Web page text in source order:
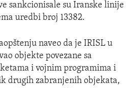
sankcionisale su Iranske linije
uredbi broj 13382.
naveo da je IRISL u
objekte povezane sa
i vojnim programima i
drugih zabranjenih objekata,